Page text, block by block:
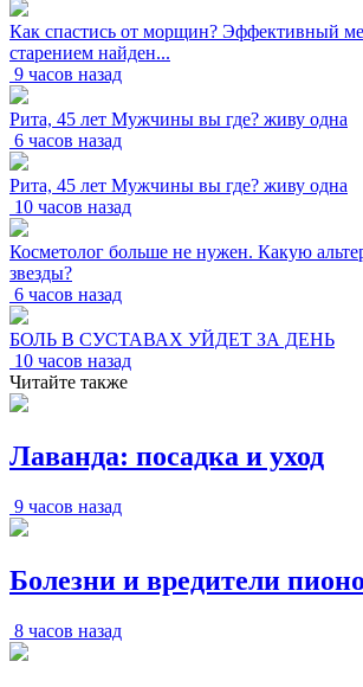
Как спастись от морщин? Эффективный
старением найден...
9 часов назад
Рита, 45 лет Мужчины вы где? живу одна
6 часов назад
Рита, 45 лет Мужчины вы где? живу одна
10 часов назад
Косметолог больше не нужен. Какую
звезды?
6 часов назад
БОЛЬ В СУСТАВАХ УЙДЕТ ЗА ДЕНЬ
10 часов назад
Читайте также
Лаванда: посадка и уход
9 часов назад
Болезни и вредители
8 часов назад